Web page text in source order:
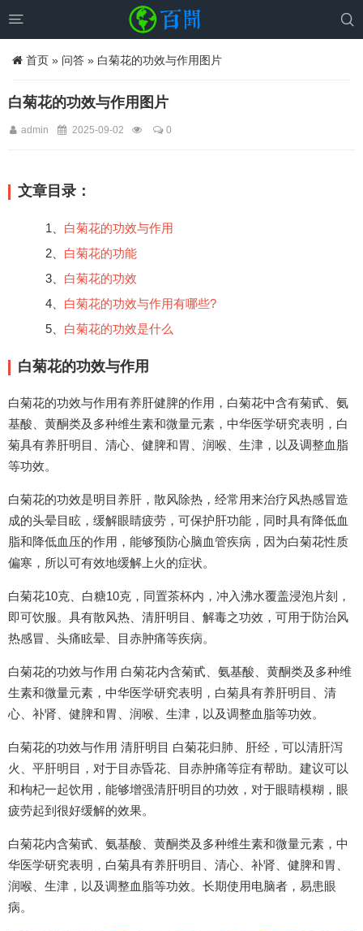
 
首页 » 问答 » 白菊花的功效与作用图片
白菊花的功效与作用图片
admin 2025-09-02 0
文章目录：
1、 白菊花的功效与作用
2、 白菊花的功能
3、 白菊花的功效
4、 白菊花的功效与作用有哪些?
5、 白菊花的功效是什么
白菊花的功效与作用
白菊花的功效与作用有养肝健脾的作用，白菊花中含有菊甙、氨
基酸、黄酮类及多种维生素和微量元素，中华医学研究表明，白
菊具有养肝明目、清心、健脾和胃、润喉、生津，以及调整血脂
等功效。
白菊花的功效是明目养肝，散风除热，经常用来治疗风热感冒造
成的头晕目眩，缓解眼睛疲劳，可保护肝功能，同时具有降低血
脂和降低血压的作用，能够预防心脑血管疾病，因为白菊花性质
偏寒，所以可有效地缓解上火的症状。
白菊花10克、白糖10克，同置茶杯内，冲入沸水覆盖浸泡片刻，
即可饮服。具有散风热、清肝明目、解毒之功效，可用于防治风
热感冒、头痛眩晕、目赤肿痛等疾病。
白菊花的功效与作用 白菊花内含菊甙、氨基酸、黄酮类及多种维
生素和微量元素，中华医学研究表明，白菊具有养肝明目、清
心、补肾、健脾和胃、润喉、生津，以及调整血脂等功效。
白菊花的功效与作用 清肝明目 白菊花归肺、肝经，可以清肝泻
火、平肝明目，对于目赤昏花、目赤肿痛等症有帮助。建议可以
和枸杞一起饮用，能够增强清肝明目的功效，对于眼睛模糊，眼
疲劳起到很好缓解的效果。
白菊花内含菊甙、氨基酸、黄酮类及多种维生素和微量元素，中
华医学研究表明，白菊具有养肝明目、清心、补肾、健脾和胃、
润喉、生津，以及调整血脂等功效。长期使用电脑者，易患眼
病。